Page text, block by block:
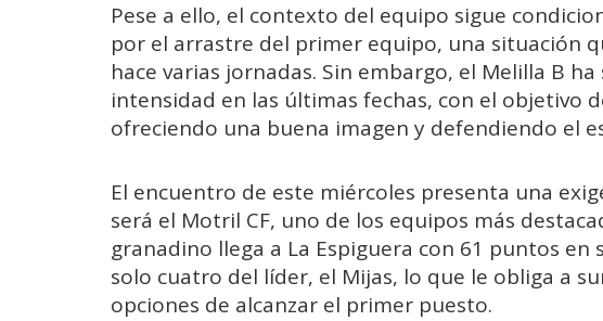
Pese a ello, el contexto del equipo sigue
por el arrastre del primer equipo, una situación
hace varias jornadas. Sin embargo, el Melilla B
intensidad en las últimas fechas, con el objetivo
ofreciendo una buena imagen y defendiendo el
El encuentro de este miércoles presenta una
será el Motril CF, uno de los equipos más
granadino llega a La Espiguera con 61 puntos en
solo cuatro del líder, el Mijas, lo que le obliga a
opciones de alcanzar el primer puesto.